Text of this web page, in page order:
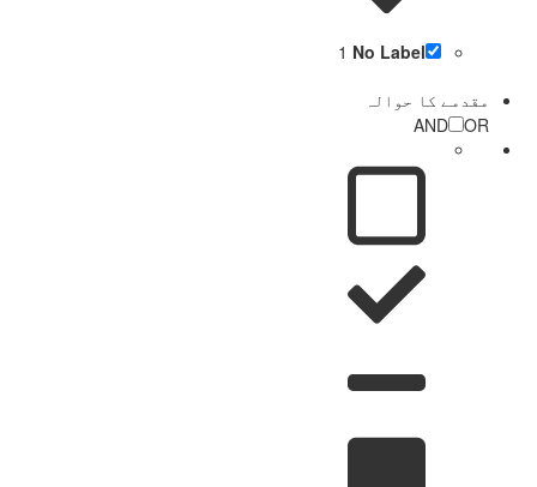
No Label
1
مقدمے کا حوالہ
AND
OR